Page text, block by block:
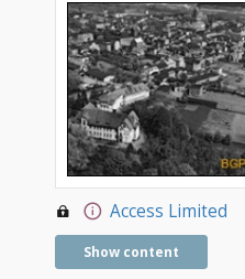
Access Limited
Show content